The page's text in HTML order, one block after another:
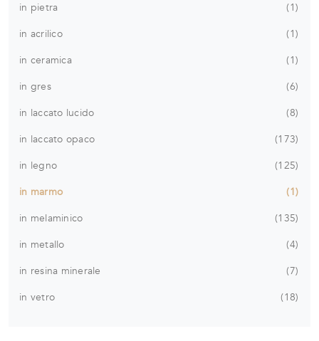
in pietra
1
in acrilico
1
in ceramica
1
in gres
6
in laccato lucido
8
in laccato opaco
173
in legno
125
in marmo
1
in melaminico
135
in metallo
4
in resina minerale
7
in vetro
18